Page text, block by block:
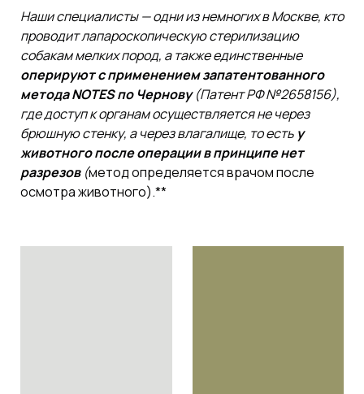
Наши специалисты — одни из немногих в Москве, кто
проводит лапароскопическую стерилизацию
собакам мелких пород, а также единственные
оперируют с применением запатентованного
метода NOTES по Чернову(Патент РФ №2658156),
где доступ к органам осуществляется не через
брюшную стенку, а через влагалище, то есть у
животного после операции в принципе нет
разрезов (метод определяется врачом после
осмотра животного).**